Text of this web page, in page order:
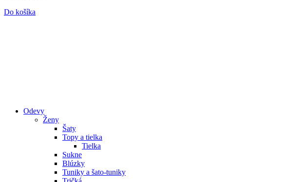
Do košíka
Odevy
Ženy
Šaty
Topy a tielka
Tielka
Sukne
Blúzky
Tuniky a šato-tuniky